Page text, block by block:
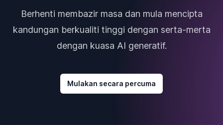
Berhenti membazir masa dan mula mencipta
kandungan berkualiti tinggi dengan serta-merta
dengan kuasa AI generatif.
Mulakan secara percuma